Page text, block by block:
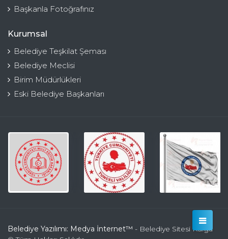
Başkanla Fotoğrafınız
Kurumsal
Belediye Teşkilat Şeması
Belediye Meclisi
Birim Müdürlükleri
Eski Belediye Başkanları
Belediye Yazılımı: Medya İnternet™ - Belediye Sitesi Kulga